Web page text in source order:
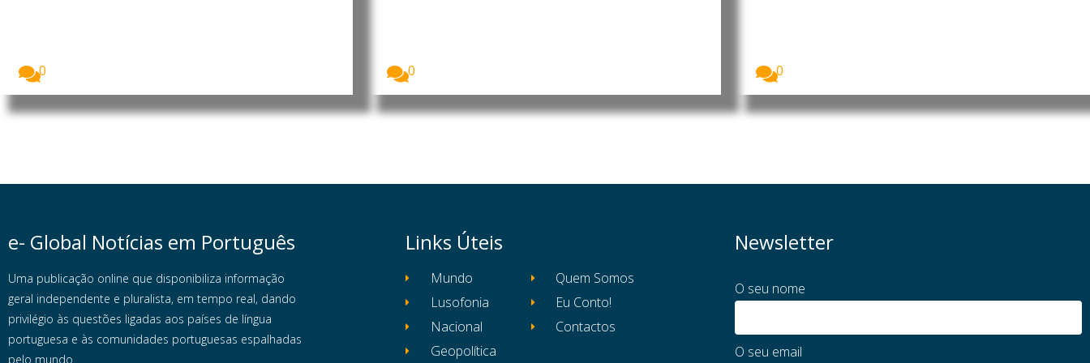
0
0
0
e- Global Notícias em Português
Uma publicação online que disponibiliza informação
geral independente e pluralista, em tempo real, dando
privilégio às questões ligadas aos países de língua
portuguesa e às comunidades portuguesas espalhadas
pelo mundo.
Links Úteis
Mundo
Lusofonia
Nacional
Geopolítica
Quem Somos
Eu Conto!
Contactos
Newsletter
O seu nome
O seu email